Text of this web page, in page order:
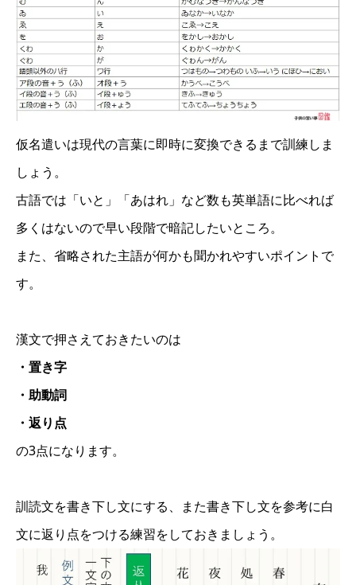
仮名遣いは現代の言葉に即時に変換できるまで訓練しま
しょう。
古語では「いと」「あはれ」など数も英単語に比べれば
多くはないので早い段階で暗記したいところ。
また、省略された主語が何かも聞かれやすいポイントで
す。
漢文で押さえておきたいのは
・置き字
・助動詞
・返り点
の3点になります。
訓読文を書き下し文にする、また書き下し文を参考に白
文に返り点をつける練習をしておきましょう。